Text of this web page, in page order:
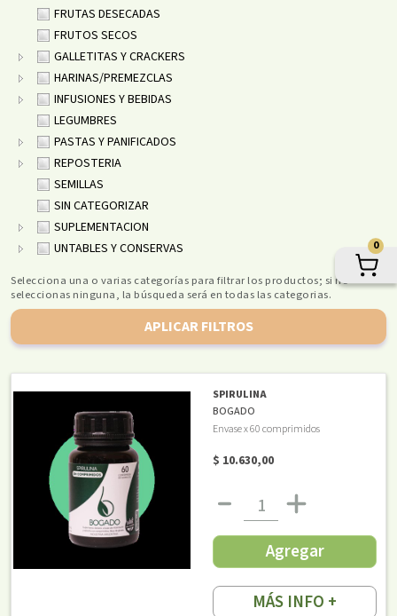
FRUTAS DESECADAS
FRUTOS SECOS
GALLETITAS Y CRACKERS
HARINAS/PREMEZCLAS
INFUSIONES Y BEBIDAS
LEGUMBRES
PASTAS Y PANIFICADOS
REPOSTERIA
SEMILLAS
SIN CATEGORIZAR
SUPLEMENTACION
UNTABLES Y CONSERVAS
Selecciona una o varias categorías para filtrar los productos; si no
seleccionas ninguna, la búsqueda será en todas las categorias.
APLICAR FILTROS
SPIRULINA
BOGADO
Envase x 60 comprimidos
$ 10.630,00
Agregar
MÁS INFO +
0